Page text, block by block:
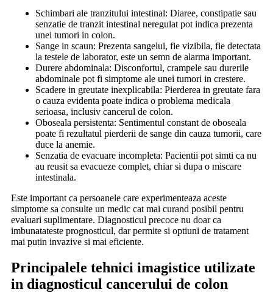
Schimbari ale tranzitului intestinal: Diaree, constipatie sau
senzatie de tranzit intestinal neregulat pot indica prezenta
unei tumori in colon.
Sange in scaun: Prezenta sangelui, fie vizibila, fie detectata
la testele de laborator, este un semn de alarma important.
Durere abdominala: Disconfortul, crampele sau durerile
abdominale pot fi simptome ale unei tumori in crestere.
Scadere in greutate inexplicabila: Pierderea in greutate fara
o cauza evidenta poate indica o problema medicala
serioasa, inclusiv cancerul de colon.
Oboseala persistenta: Sentimentul constant de oboseala
poate fi rezultatul pierderii de sange din cauza tumorii, care
duce la anemie.
Senzatia de evacuare incompleta: Pacientii pot simti ca nu
au reusit sa evacueze complet, chiar si dupa o miscare
intestinala.
Este important ca persoanele care experimenteaza aceste
simptome sa consulte un medic cat mai curand posibil pentru
evaluari suplimentare. Diagnosticul precoce nu doar ca
imbunatateste prognosticul, dar permite si optiuni de tratament
mai putin invazive si mai eficiente.
Principalele tehnici imagistice utilizate
in diagnosticul cancerului de colon